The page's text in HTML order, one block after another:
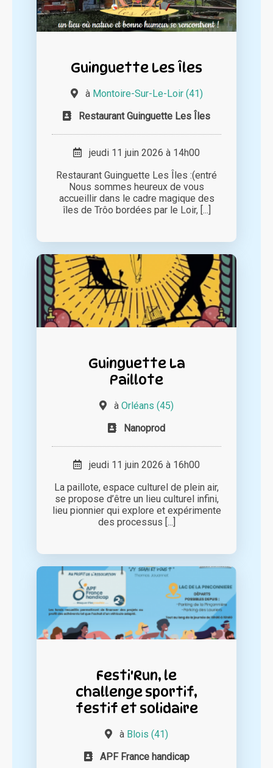
Guinguette Les Îles
à Montoire-Sur-Le-Loir (41)
Restaurant Guinguette Les Îles
jeudi 11 juin 2026 à 14h00
Restaurant Guinguette Les Îles :(entré
Nous sommes heureux de vous
accueillir dans le cadre magique des
îles de Trôo bordées par le Loir, [...]
Guinguette La
Paillote
à Orléans (45)
Nanoprod
jeudi 11 juin 2026 à 16h00
La paillote, espace culturel de plein air,
se propose d’être un lieu culturel infini,
lieu pionnier qui explore et expérimente
des processus [...]
Festi'Run, le
challenge sportif,
festif et solidaire
à Blois (41)
APF France handicap